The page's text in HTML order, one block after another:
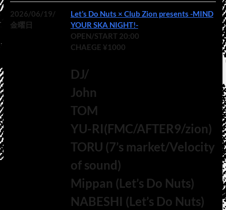
2026/06/19/
金曜日
Let’s Do Nuts × Club Zion presents -MIND
YOUR SKA NIGHT!-
OPEN/START 20:00
CHAEGE ¥1000
DJ/
John
TOM
YU-RI(FMC/AFTER9/zion)
TORU (7’s market/Velocity
of sound)
Mippan (Let’s Do Nuts)
NABESHI (Let’s Do Nuts)